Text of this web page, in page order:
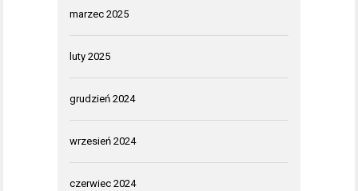
marzec 2025
luty 2025
grudzień 2024
wrzesień 2024
czerwiec 2024